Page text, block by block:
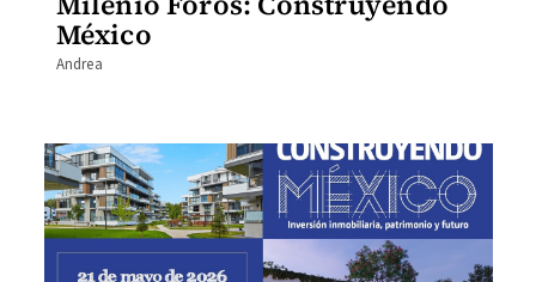
México
Andrea